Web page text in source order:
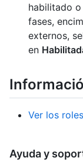
habilitado
fases,
externos,
en
Ver los
Ayuda y